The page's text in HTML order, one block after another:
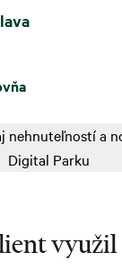
využil